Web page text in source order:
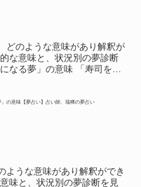
どのような意味があり解釈が
な意味と、状況別の夢診断
なる夢」の意味 「寿司をご
」の意味【夢占い】占い師、瑞稀の夢占い
ような意味があり解釈ができ
味と、状況別の夢診断を見